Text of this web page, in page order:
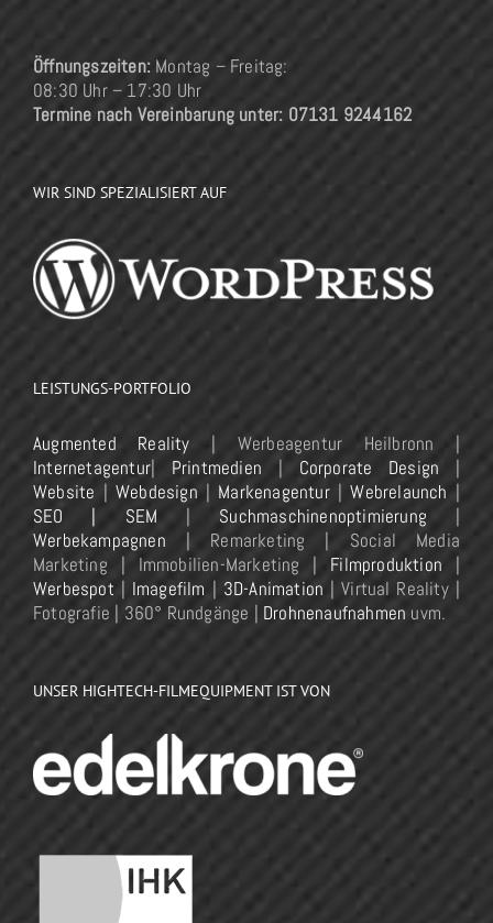
Öffnungszeiten: Montag – Freitag:
08:30 Uhr – 17:30 Uhr
Termine nach Vereinbarung unter: 07131 9244162
WIR SIND SPEZIALISIERT AUF
LEISTUNGS-PORTFOLIO
Augmented Reality | Werbeagentur Heilbronn |
Internetagentur| Printmedien | Corporate Design |
Website | Webdesign | Markenagentur|Webrelaunch |
SEO | SEM | Suchmaschinenoptimierung |
Werbekampagnen | Remarketing | Social Media
Marketing | Immobilien-Marketing | Filmproduktion |
Werbespot | Imagefilm | 3D-Animation | Virtual Reality |
Fotografie | 360° Rundgänge | Drohnenaufnahmen uvm.
UNSER HIGHTECH-FILMEQUIPMENT IST VON